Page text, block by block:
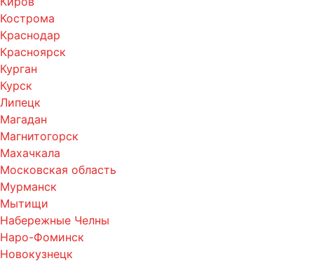
Кострома
Краснодар
Красноярск
Курган
Курск
Липецк
Магадан
Магнитогорск
Махачкала
Московская область
Мурманск
Мытищи
Набережные Челны
Наро-Фоминск
Новокузнецк